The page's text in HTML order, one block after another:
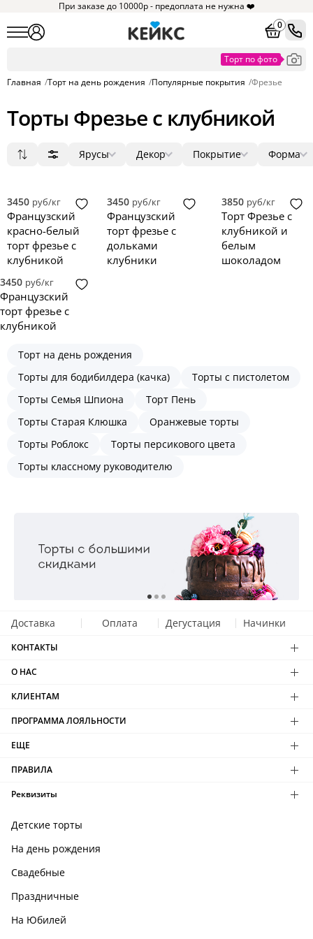
При заказе до 10000р - предоплата не нужна ❤️
0
Главная /Торт на день рождения /Популярные покрытия /Фрезье
Торты Фрезье с клубникой
Сначала дорогие
Новинки
Ярусы
3
0
4
0
0
Декор
фигурки
0
фотопечать
0
надпись
топпер
Покрытие
крем
0
зеркальная глазурь
0
голый торт
0
велюр
0
Форма
прямоугольник
сердце
3D
3450 руб/кг
Французский
красно-белый
торт фрезье с
клубникой
3450 руб/кг
Французский
торт фрезье с
дольками
клубники
3850 руб/кг
Торт Фрезье с
клубникой и
белым
шоколадом
3450 руб/кг
Французский
торт фрезье с
клубникой
Торт на день рождения
Торты для бодибилдера (качка)
Торты с пистолетом
Торты Семья Шпиона
Торт Пень
Торты Старая Клюшка
Оранжевые торты
Торты Роблокс
Торты персикового цвета
Торты классному руководителю
Доставка Оплата Дегустация Начинки
КОНТАКТЫ
О НАС
КЛИЕНТАМ
ПРОГРАММА ЛОЯЛЬНОСТИ
ЕЩЕ
ПРАВИЛА
Реквизиты
Детские торты
На день рождения
Свадебные
Праздничные
На Юбилей